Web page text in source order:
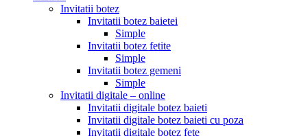
Invitatii botez
Invitatii botez baietei
Simple
Invitatii botez fetite
Simple
Invitatii botez gemeni
Simple
Invitatii digitale – online
Invitatii digitale botez baieti
Invitatii digitale botez baieti cu poza
Invitatii digitale botez fete